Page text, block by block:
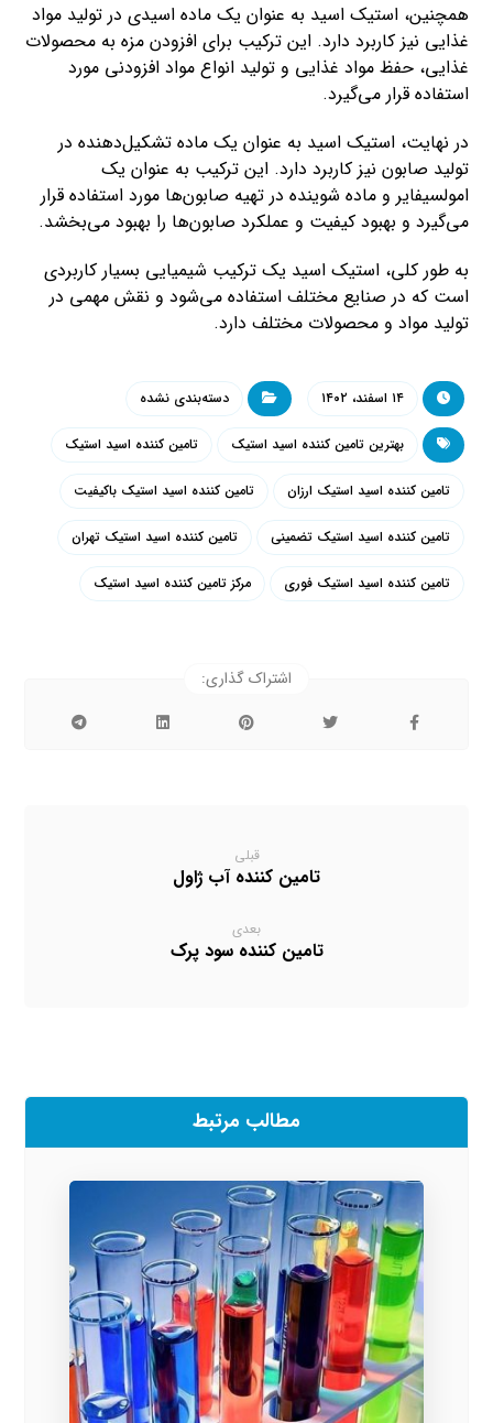
همچنین، استیک اسید به عنوان یک ماده اسیدی در تولید مواد
غذایی نیز کاربرد دارد. این ترکیب برای افزودن مزه به محصولات
غذایی، حفظ مواد غذایی و تولید انواع مواد افزودنی مورد
استفاده قرار می‌گیرد.
در نهایت، استیک اسید به عنوان یک ماده تشکیل‌دهنده در
تولید صابون نیز کاربرد دارد. این ترکیب به عنوان یک
امولسیفایر و ماده شوینده در تهیه صابون‌ها مورد استفاده قرار
می‌گیرد و بهبود کیفیت و عملکرد صابون‌ها را بهبود می‌بخشد.
به طور کلی، استیک اسید یک ترکیب شیمیایی بسیار کاربردی
است که در صنایع مختلف استفاده می‌شود و نقش مهمی در
تولید مواد و محصولات مختلف دارد.
۱۴ اسفند، ۱۴۰۲ دسته‌بندی نشده
بهترین تامین کننده اسید استیک تامین کننده اسید استیک
تامین کننده اسید استیک ارزان تامین کننده اسید استیک باکیفیت
تامین کننده اسید استیک تضمینی تامین کننده اسید استیک تهران
تامین کننده اسید استیک فوری مرکز تامین کننده اسید استیک
قبلی
تامین کننده آب ژاول
بعدی
تامین کننده سود پرک
مطالب مرتبط